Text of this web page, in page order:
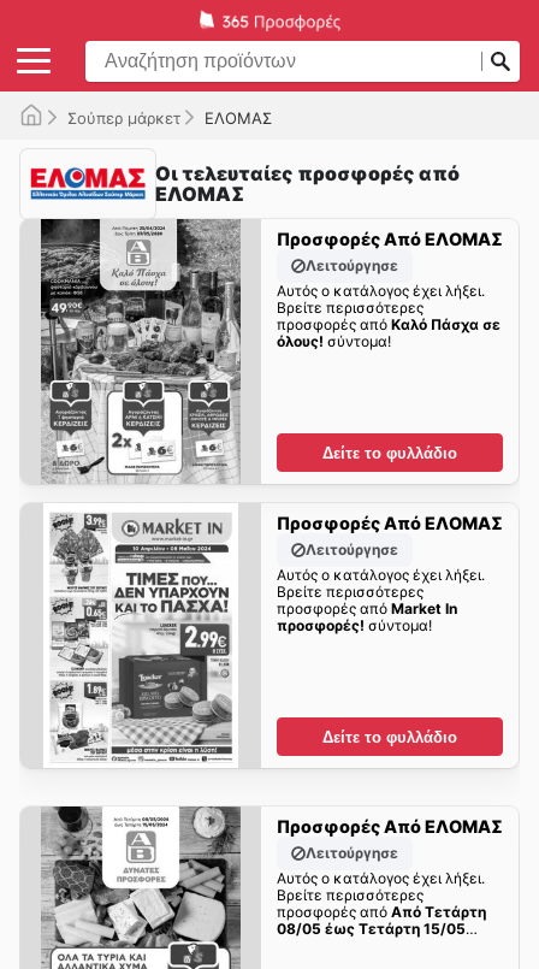
Σούπερ μάρκετ ΕΛΟΜΑΣ
Οι τελευταίες προσφορές από
ΕΛΟΜΑΣ
Προσφορές Από ΕΛΟΜΑΣ
Λειτούργησε
Αυτός ο κατάλογος έχει λήξει.
Βρείτε περισσότερες
προσφορές από Καλό Πάσχα σε
όλους! σύντομα!
Δείτε το φυλλάδιο
Προσφορές Από ΕΛΟΜΑΣ
Λειτούργησε
Αυτός ο κατάλογος έχει λήξει.
Βρείτε περισσότερες
προσφορές από Market In
προσφορές! σύντομα!
Δείτε το φυλλάδιο
Προσφορές Από ΕΛΟΜΑΣ
Λειτούργησε
Αυτός ο κατάλογος έχει λήξει.
Βρείτε περισσότερες
προσφορές από Από Τετάρτη
08/05 έως Τετάρτη 15/05